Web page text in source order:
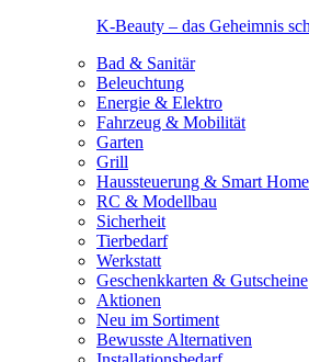
K-Beauty – das Geheimnis
Bad & Sanitär
Beleuchtung
Energie & Elektro
Fahrzeug & Mobilität
Garten
Grill
Haussteuerung & Smart Home
RC & Modellbau
Sicherheit
Tierbedarf
Werkstatt
Geschenkkarten & Gutscheine
Aktionen
Neu im Sortiment
Bewusste Alternativen